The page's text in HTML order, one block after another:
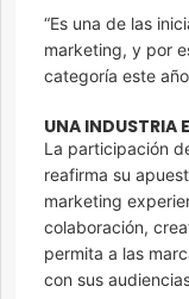
“Es una de las
marketing, y por
categoría este
UNA INDUSTRIA
La participación
reafirma su
marketing
colaboración,
permita a las
con sus